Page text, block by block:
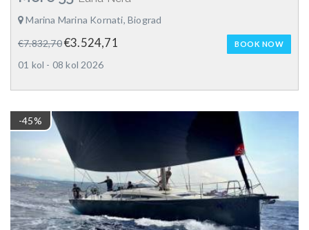
Marina Marina Kornati, Biograd
BOOK NOW
€7.832,70€3.524,71
01 kol - 08 kol 2026
-45%